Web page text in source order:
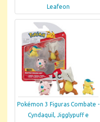
Leafeon
Pokémon 3 Figuras Combate -
Cyndaquil, Jigglypuff e